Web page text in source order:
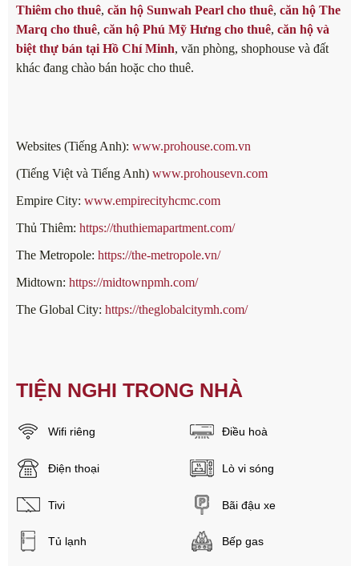
Thiêm cho thuê, căn hộ Sunwah Pearl cho thuê, căn hộ The
Marq cho thuê, căn hộ Phú Mỹ Hưng cho thuê, căn hộ và
biệt thự bán tại Hồ Chí Minh, văn phòng, shophouse và đất
khác đang chào bán hoặc cho thuê.
Websites (Tiếng Anh): www.prohouse.com.vn
(Tiếng Việt và Tiếng Anh) www.prohousevn.com
Empire City: www.empirecityhcmc.com
Thủ Thiêm: https://thuthiemapartment.com/
The Metropole: https://the-metropole.vn/
Midtown: https://midtownpmh.com/
The Global City: https://theglobalcitymh.com/
TIỆN NGHI TRONG NHÀ
Wifi riêng Điều hoà
Điện thoại Lò vi sóng
Tivi Bãi đậu xe
Tủ lạnh Bếp gas